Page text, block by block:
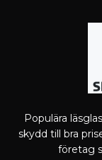
Populära
skydd till bra
företag